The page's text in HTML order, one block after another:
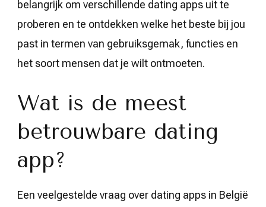
belangrijk om verschillende dating apps uit te
proberen en te ontdekken welke het beste bij jou
past in termen van gebruiksgemak, functies en
het soort mensen dat je wilt ontmoeten.
Wat is de meest
betrouwbare dating
app?
Een veelgestelde vraag over dating apps in België